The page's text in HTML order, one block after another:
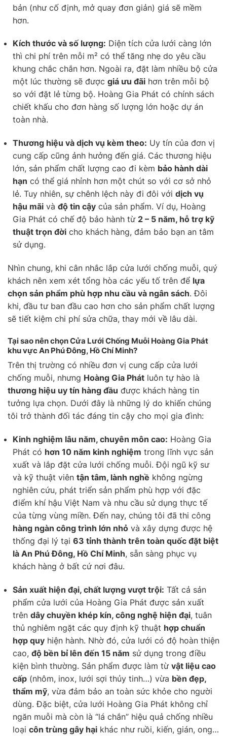
bản (như cố định, mở quay đơn giản) giá sẽ mềm
hơn.
Kích thước và số lượng: Diện tích cửa lưới càng lớn
thì chi phí trên mỗi m² có thể tăng nhẹ do yêu cầu
khung chắc chắn hơn. Ngoài ra, đặt làm nhiều bộ cửa
một lúc thường sẽ được giá ưu đãi hơn trên mỗi bộ
so với đặt lẻ từng bộ. Hoàng Gia Phát có chính sách
chiết khấu cho đơn hàng số lượng lớn hoặc dự án
toàn nhà.
Thương hiệu và dịch vụ kèm theo: Uy tín của đơn vị
cung cấp cũng ảnh hưởng đến giá. Các thương hiệu
lớn, sản phẩm chất lượng cao đi kèm bảo hành dài
hạn có thể giá nhỉnh hơn một chút so với cơ sở nhỏ
lẻ. Tuy nhiên, sự chênh lệch này đi đôi với dịch vụ
hậu mãi và độ tin cậy của sản phẩm. Ví dụ, Hoàng
Gia Phát có chế độ bảo hành từ 2 – 5 năm, hỗ trợ kỹ
thuật trọn đời cho khách hàng, đảm bảo bạn an tâm
sử dụng.
Nhìn chung, khi cân nhắc lắp cửa lưới chống muỗi, quý
khách nên xem xét tổng hòa các yếu tố trên để lựa
chọn sản phẩm phù hợp nhu cầu và ngân sách. Đôi
khi, đầu tư ban đầu cao hơn cho sản phẩm chất lượng
sẽ tiết kiệm chi phí sửa chữa, thay mới về lâu dài.
Tại sao nên chọn Cửa Lưới Chống Muỗi Hoàng Gia Phát
khu vực An Phú Đông, Hồ Chí Minh?
Trên thị trường có nhiều đơn vị cung cấp cửa lưới
chống muỗi, nhưng Hoàng Gia Phát luôn tự hào là
thương hiệu uy tín hàng đầu được khách hàng tin
tưởng lựa chọn. Dưới đây là những lý do khiến chúng
tôi trở thành đối tác đáng tin cậy cho mọi gia đình:
Kinh nghiệm lâu năm, chuyên môn cao: Hoàng Gia
Phát có hơn 10 năm kinh nghiệm trong lĩnh vực sản
xuất và lắp đặt cửa lưới chống muỗi. Đội ngũ kỹ sư
và kỹ thuật viên tận tâm, lành nghề không ngừng
nghiên cứu, phát triển sản phẩm phù hợp với đặc
điểm khí hậu Việt Nam và nhu cầu sử dụng thực tế
của từng vùng miền. Đến nay, chúng tôi đã thi công
hàng ngàn công trình lớn nhỏ và xây dựng được hệ
thống đại lý tại 63 tỉnh thành trên toàn quốc đặt biệt
là An Phú Đông, Hồ Chí Minh, sẵn sàng phục vụ
khách hàng ở bất cứ nơi đâu.
Sản xuất hiện đại, chất lượng vượt trội: Tất cả sản
phẩm cửa lưới của Hoàng Gia Phát được sản xuất
trên dây chuyền khép kín, công nghệ hiện đại, tuân
thủ nghiêm ngặt các quy định kỹ thuật hợp chuẩn
hợp quy hiện hành. Nhờ đó, cửa lưới có độ hoàn thiện
cao, độ bền bỉ lên đến 15 năm sử dụng trong điều
kiện bình thường. Sản phẩm được làm từ vật liệu cao
cấp (nhôm, inox, lưới sợi thủy tinh…) vừa bền đẹp,
thẩm mỹ, vừa đảm bảo an toàn sức khỏe cho người
dùng. Đặc biệt, cửa lưới Hoàng Gia Phát không chỉ
ngăn muỗi mà còn là “lá chắn” hiệu quả chống nhiều
loại côn trùng gây hại khác như ruồi, kiến, gián, ong…